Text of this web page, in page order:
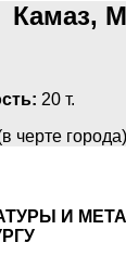
Камаз,
20 т.
черте города)
И